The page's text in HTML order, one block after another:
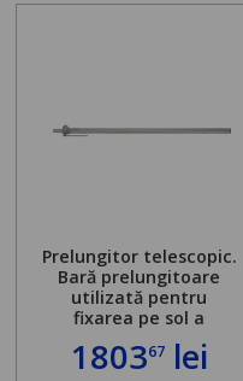
Prelungitor telescopic.
Bară prelungitoare
utilizată pentru
fixarea pe sol a
standului mașinii de
găurit în locul
180367lei